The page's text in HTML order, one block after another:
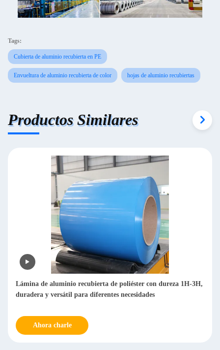
Tags:
Cubierta de aluminio recubierta en PE
Envueltura de aluminio recubierta de color hojas de aluminio recubiertas
Productos Similares
Lámina de aluminio recubierta de poliéster con dureza 1H-3H,
duradera y versátil para diferentes necesidades
Ahora charle